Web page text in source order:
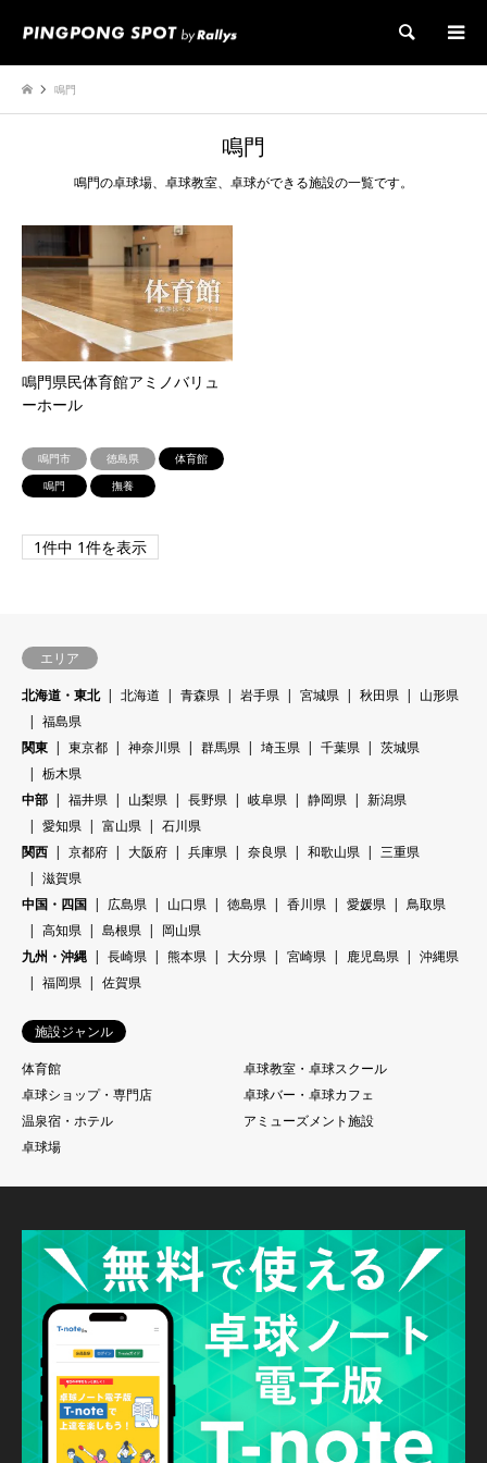
検索
鳴門
鳴門
鳴門の卓球場、卓球教室、卓球ができる施設の一覧です。
鳴門県民体育館アミノバリュ
ーホール
鳴門市 徳島県
体育館
鳴門
撫養
1件中 1件を表示
エリア
北海道・東北
北海道 青森県 岩手県 宮城県 秋田県
山形県
福島県
関東
東京都 神奈川県 群馬県 埼玉県 千葉県
茨城県
栃木県
中部
福井県 山梨県 長野県 岐阜県 静岡県
新潟県
愛知県
富山県
石川県
関西
京都府 大阪府 兵庫県 奈良県 和歌山県
三重県
滋賀県
中国・四国
広島県 山口県 徳島県 香川県 愛媛県
鳥取県
高知県
島根県
岡山県
九州・沖縄
長崎県 熊本県 大分県 宮崎県 鹿児島県
沖縄県
福岡県
佐賀県
施設ジャンル
体育館
卓球教室・卓球スクール
卓球ショップ・専門店
卓球バー・卓球カフェ
温泉宿・ホテル
アミューズメント施設
卓球場